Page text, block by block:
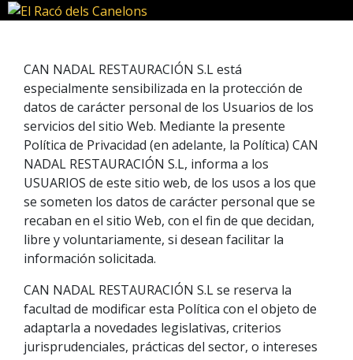
CAN NADAL RESTAURACIÓN S.L está
especialmente sensibilizada en la protección de
datos de carácter personal de los Usuarios de los
servicios del sitio Web. Mediante la presente
Política de Privacidad (en adelante, la Política) CAN
NADAL RESTAURACIÓN S.L, informa a los
USUARIOS de este sitio web, de los usos a los que
se someten los datos de carácter personal que se
recaban en el sitio Web, con el fin de que decidan,
libre y voluntariamente, si desean facilitar la
información solicitada.
CAN NADAL RESTAURACIÓN S.L se reserva la
facultad de modificar esta Política con el objeto de
adaptarla a novedades legislativas, criterios
jurisprudenciales, prácticas del sector, o intereses